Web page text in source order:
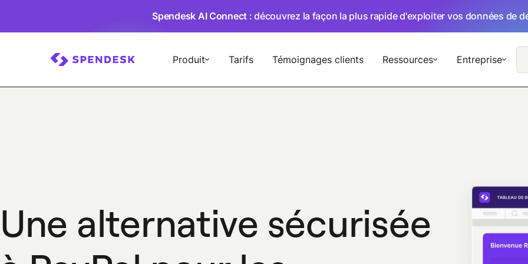
Spendesk AI Connect : découvrez la façon la plus rapide d'exploiter vos données de
Produit Tarifs Témoignages clients Ressources Entreprise
Une alternative sécurisée